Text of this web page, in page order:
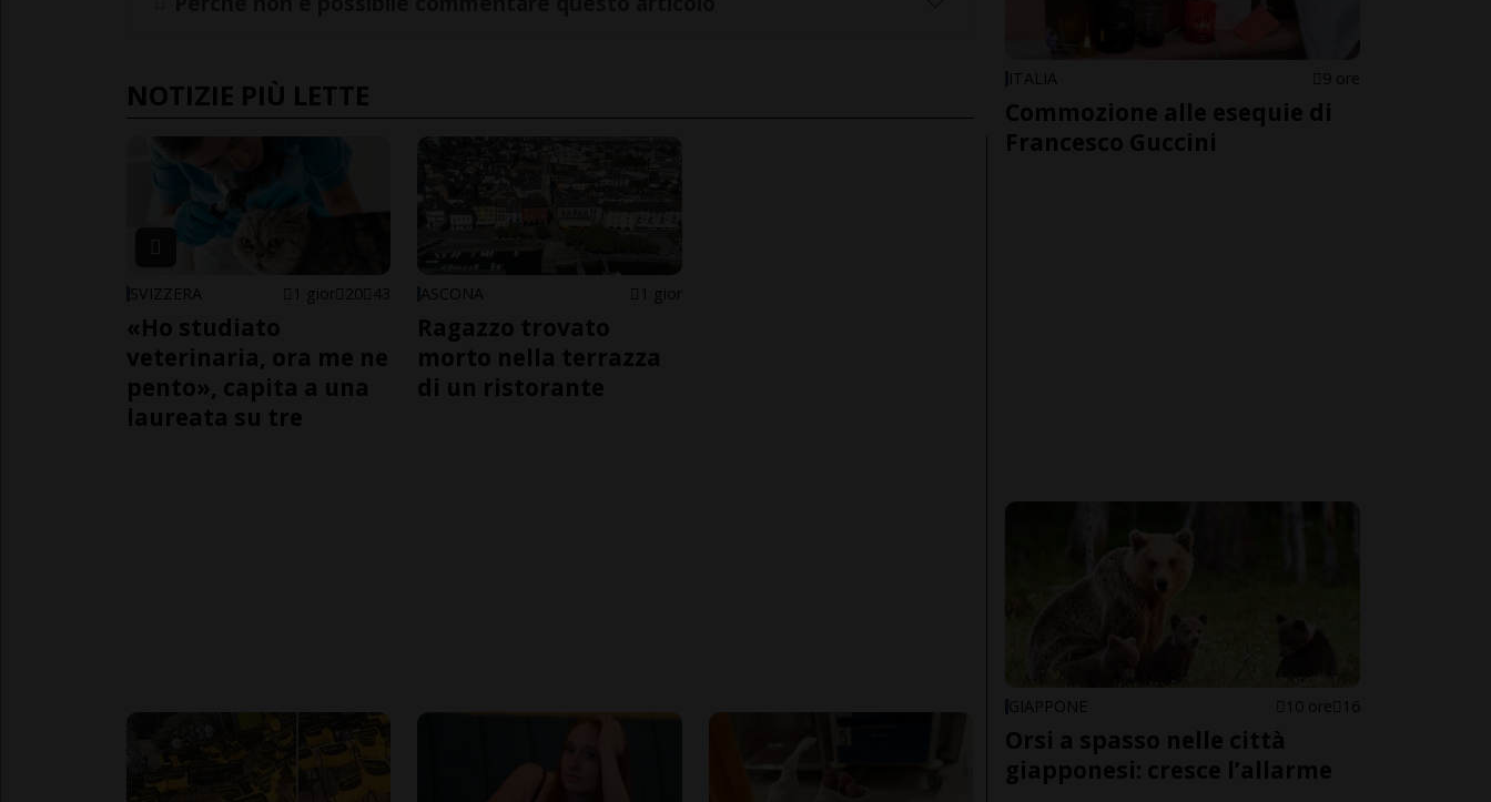
NOTIZIE PIÙ LETTE
SVIZZERA 1 gior 20 43
«Ho studiato
veterinaria, ora me ne
pento», capita a una
laureata su tre
ASCONA 1 gior
Ragazzo trovato
morto nella terrazza
di un ristorante
ITALIA 9 ore
Commozione alle esequie di
Francesco Guccini
GIAPPONE 10 ore 16
Orsi a spasso nelle città
giapponesi: cresce l’allarme